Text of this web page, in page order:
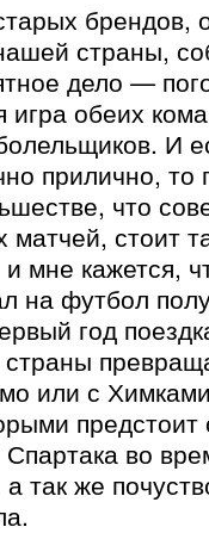
брендов,
страны,
дело —
игра обеих
И
прилично, то
что
стоит
мне кажется,
на футбол
год
или с
предстоит
во
так же